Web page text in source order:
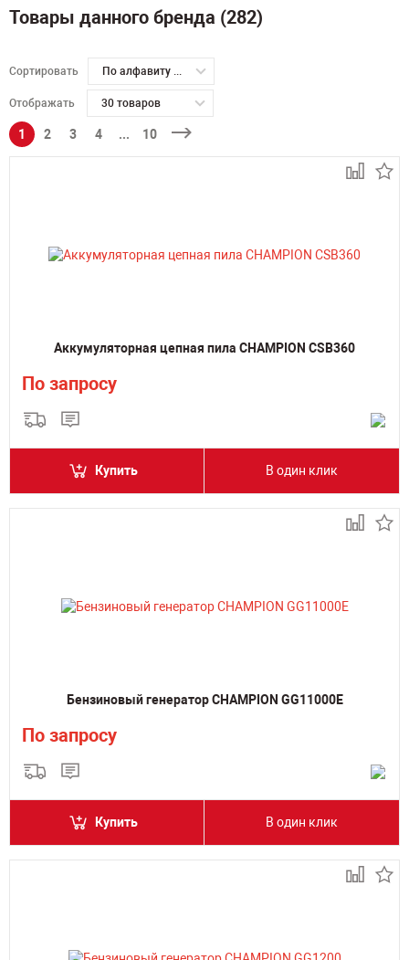
Товары данного бренда (282)
Сортировать По алфавиту А-Я
Отображать 30 товаров
1 2 3 4 ... 10
Аккумуляторная цепная пила CHAMPION CSB360
По запросу
Купить В один клик
Бензиновый генератор CHAMPION GG11000E
По запросу
Купить В один клик